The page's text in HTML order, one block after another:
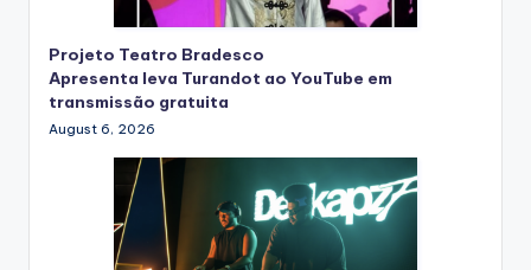
Projeto Teatro Bradesco
Apresenta leva Turandot ao YouTube em
transmissão gratuita
August 6, 2026